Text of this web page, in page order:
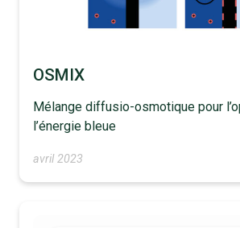
OSMIX
Mélange diffusio-osmotique pour
l’énergie bleue
avril 2023